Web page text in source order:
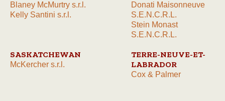
Blaney McMurtry s.r.l.
Kelly Santini s.r.l.
Donati Maisonneuve
S.E.N.C.R.L.
Stein Monast
S.E.N.C.R.L.
SASKATCHEWAN
McKercher s.r.l.
TERRE-NEUVE-ET-
LABRADOR
Cox & Palmer